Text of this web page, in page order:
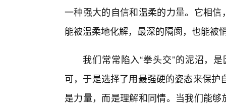
一种强大的自信和温柔的力量。它相
能被温柔地化解，最深的隔阂，也能被
我们常常陷入“拳头交”的泥沼，
可，于是选择了用最强硬的姿态来保
是力量，而是理解和同情。当我们能